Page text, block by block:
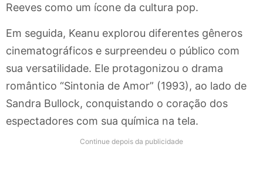
Reeves como um ícone da cultura pop.
Em seguida, Keanu explorou diferentes gêneros
cinematográficos e surpreendeu o público com
sua versatilidade. Ele protagonizou o drama
romântico “Sintonia de Amor” (1993), ao lado de
Sandra Bullock, conquistando o coração dos
espectadores com sua química na tela.
Continue depois da publicidade